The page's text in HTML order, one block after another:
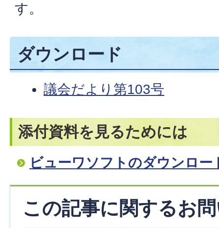
す。
ダウンロード
議会だより第103号
添付資料を見るためには
ビューワソフトのダウンロー
この記事に関するお